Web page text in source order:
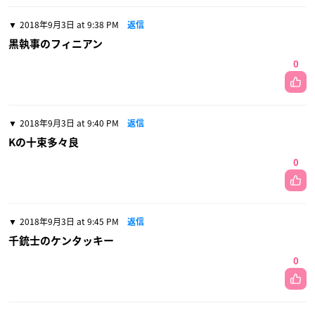
2018年9月3日 at 9:38 PM 返信
黒執事のフィニアン
0
2018年9月3日 at 9:40 PM 返信
Kの十束多々良
0
2018年9月3日 at 9:45 PM 返信
千銃士のケンタッキー
0